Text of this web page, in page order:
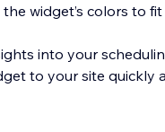
widget’s colors to
into your
to your site quickly